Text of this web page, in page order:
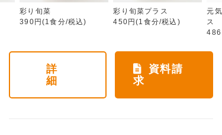
彩り旬菜
390円(1食分/税込)
彩り旬菜プラス
450円(1食分/税込)
元
ス
詳
細
資料請
求